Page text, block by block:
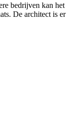
bedrijven kan het
De architect is er